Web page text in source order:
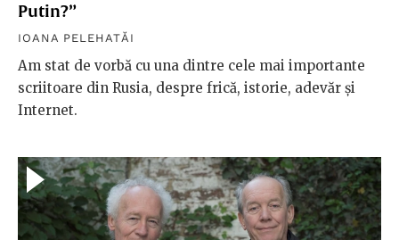
Putin?”
IOANA PELEHATĂI
Am stat de vorbă cu una dintre cele mai importante
scriitoare din Rusia, despre frică, istorie, adevăr și
Internet.